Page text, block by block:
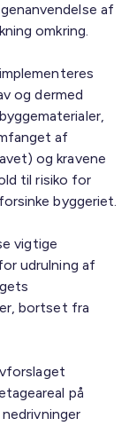
af
omkring.
og dermed
af
og kravene
til risiko for
byggeriet.
vigtige
udrulning af
bortset fra
på